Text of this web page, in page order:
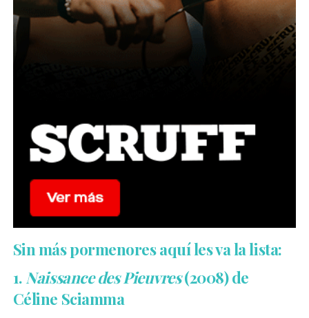
Sin más pormenores aquí les va la lista:
1. Naissance des Pieuvres(2008) de
Céline Sciamma